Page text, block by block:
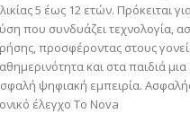
5 έως 12 ετών. Πρόκειται
που συνδυάζει τεχνολογία,
προσφέροντας στους
και στα παιδιά
ψηφιακή εμπειρία.
έλεγχο Το Nova